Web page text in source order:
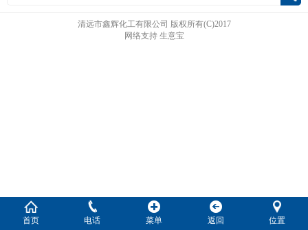
清远市鑫辉化工有限公司 版权所有(C)2017
网络支持生意宝
首页 电话 菜单 返回 位置